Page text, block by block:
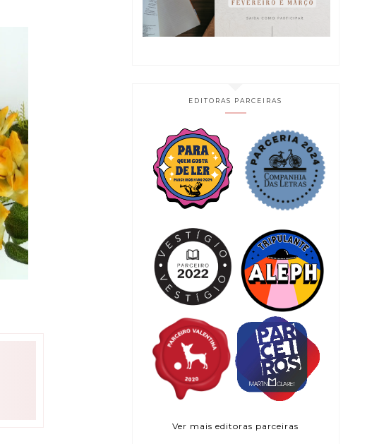
EDITORAS PARCEIRAS
Ver mais editoras parceiras